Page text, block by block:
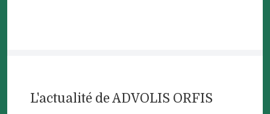
L'actualité de ADVOLIS ORFIS